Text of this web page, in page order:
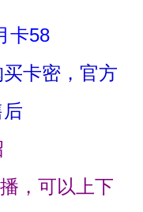
卡58
卡密，官方
，可以上下